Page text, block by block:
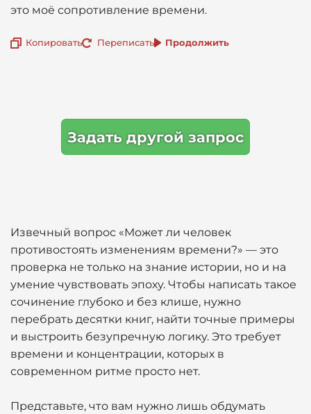
это моё сопротивление времени.
Копировать Переписать Продолжить
Задать другой запрос
Извечный вопрос «Может ли человек
противостоять изменениям времени?» — это
проверка не только на знание истории, но и на
умение чувствовать эпоху. Чтобы написать такое
сочинение глубоко и без клише, нужно
перебрать десятки книг, найти точные примеры
и выстроить безупречную логику. Это требует
времени и концентрации, которых в
современном ритме просто нет.
Представьте, что вам нужно лишь обдумать